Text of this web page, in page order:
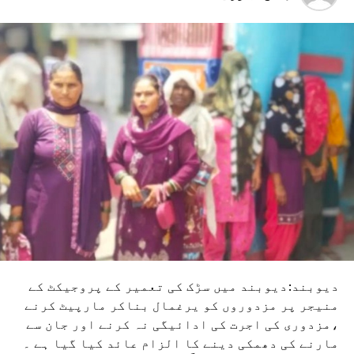
دیوبند:دیوبند میں سڑک کی تعمیر کے پروجیکٹ کے
منیجر پر مزدوروں کو یرغمال بناکر مارپیٹ کرنے
،مزدوری کی اجرت کی ادائیگی نہ کرنے اور جان سے
مارنے کی دھمکی دینے کا الزام عائد کیا گیا ہے ۔